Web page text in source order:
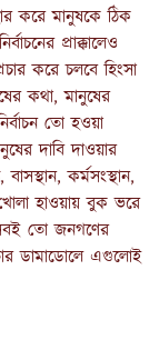
করে মানুষকে ঠিক
প্রাক্কালেও
করে চলবে হিংসা
কথা, মানুষের
তো হওয়া
দাবি দাওয়ার
কর্মসংস্থান,
হাওয়ায় বুক ভরে
তো জনগণের
ডামাডোলে এগুলোই